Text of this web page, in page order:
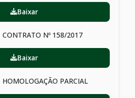
Baixar
Nº 158/2017
Baixar
PARCIAL